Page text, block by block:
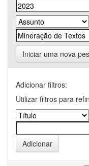
Iniciar uma nova
Adicionar filtros:
Utilizar filtros para